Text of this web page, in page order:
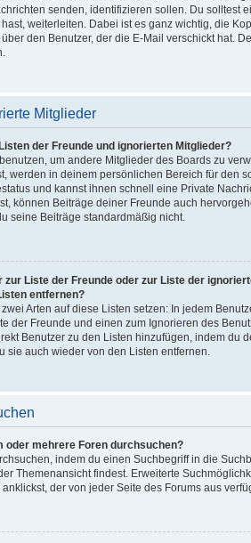
senden, identifizieren sollen. Du solltest
weiterleiten. Dabei ist es ganz wichtig, die
den Benutzer, der die E-Mail verschickt hat.
Mitglieder
der Freunde und ignorierten Mitglieder?
um andere Mitglieder des Boards zu
werden in deinem persönlichen Bereich für den
und kannst ihnen schnell eine Private
können Beiträge deiner Freunde auch
seine Beiträge standardmäßig nicht.
zur Liste der Freunde oder zur Liste der
entfernen?
Arten auf diese Listen setzen: In jedem
der Freunde und einen zum Ignorieren des
Benutzer zu den Listen hinzufügen, indem du
sie auch wieder von den Listen entfernen.
oder mehrere Foren durchsuchen?
indem du einen Suchbegriff in die
Themenansicht findest. Erweiterte
anklickst, der von jeder Seite des Forums aus